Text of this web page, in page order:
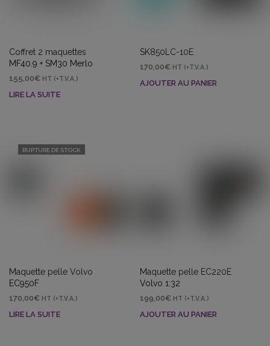
Coffret 2 maquettes
MF40.9 + SM30 Merlo
155,00€ HT (+T.V.A.)
LIRE LA SUITE
SK850LC-10E
170,00€ HT (+T.V.A.)
AJOUTER AU PANIER
RUPTURE DE STOCK
Maquette pelle Volvo
EC950F
170,00€ HT (+T.V.A.)
LIRE LA SUITE
Maquette pelle EC220E
Volvo 1:32
199,00€ HT (+T.V.A.)
AJOUTER AU PANIER